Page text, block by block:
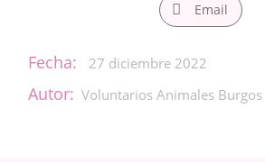
Email
Fecha: 27 diciembre 2022
Autor: Voluntarios Animales Burgos